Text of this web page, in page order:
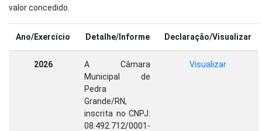
valor concedido.
Ano/Exercício Detalhe/Informe Declaração/Visualizar
2026
A Câmara
Municipal de
Pedra
Grande/RN,
inscrita no CNPJ:
08.492.712/0001-
Visualizar